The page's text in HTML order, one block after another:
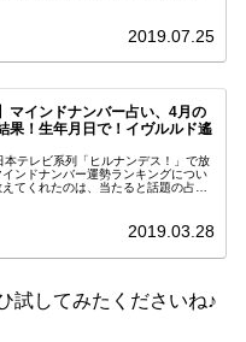
2019.07.25
マインドナンバー占い、4月の
果！生年月日で！イヴルルド遙
テレビ系列「ヒルナンデス！」で放
ンドナンバー運勢ランキングについ
てくれたのは、当たると話題の占い
2019.03.28
試してみたくださいね♪